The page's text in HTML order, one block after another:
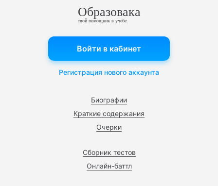
Образовака
твой помощник в учебе
Биографии
Краткие содержания
Очерки
Сборник тестов
Онлайн-баттл
Войти в кабинет
Регистрация нового аккаунта